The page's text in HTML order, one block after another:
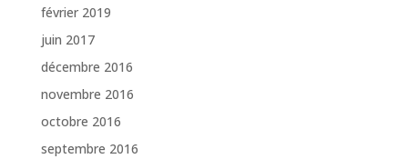
février 2019
juin 2017
décembre 2016
novembre 2016
octobre 2016
septembre 2016